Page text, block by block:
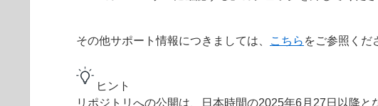
その他サポート情報につきましては、 こちら をご参照くだ
ヒント
リポジトリへの公開は、日本時間の2025年6月27日以降と